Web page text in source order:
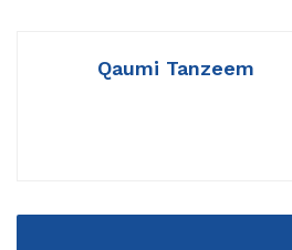
Qaumi Tanzeem